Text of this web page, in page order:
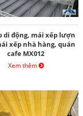
di động, mái xếp lượn
xếp nhà hàng, quán
cafe MX012
Xem thêm